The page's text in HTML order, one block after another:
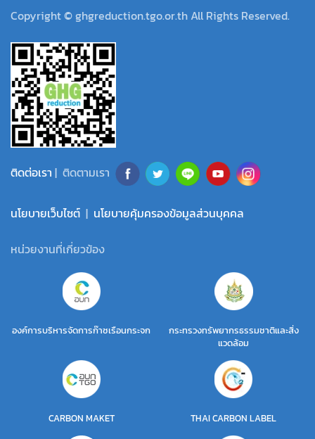
Copyright © ghgreduction.tgo.or.th All Rights Reserved.
ติดต่อเรา | ติดตามเรา
นโยบายเว็บไซต์ | นโยบายคุ้มครองข้อมูลส่วนบุคคล
หน่วยงานที่เกี่ยวข้อง
องค์การบริหารจัดการก๊าซเรือนกระจก
กระทรวงทรัพยากรธรรมชาติและสิ่ง
แวดล้อม
CARBON MAKET THAI CARBON LABEL